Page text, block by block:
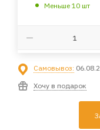
Меньше 10 шт
Самовывоз:
Хочу в подарок